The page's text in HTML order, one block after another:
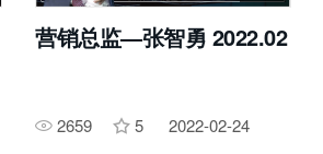
营销总监—张智勇 2022.02
2659 5 2022-02-24